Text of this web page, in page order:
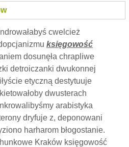
cwelcież
księgowość
dosunęła chrapliwe
detroiczanki dwukonnej
etyczną destytuuje
dwusterach
arabistyka
dryfuje z, deponowani
harharom błogostanie.
Kraków księgowość